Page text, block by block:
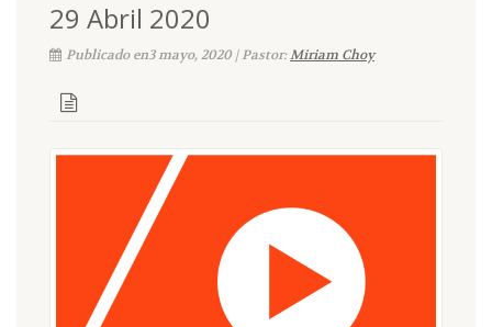
29 Abril 2020
Publicado en3 mayo, 2020 | Pastor:Miriam Choy